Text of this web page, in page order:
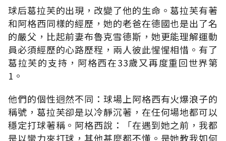
球后葛拉芙的出現，改變了他的生命。葛拉芙有著
和阿格西同樣的經歷，她的老爸在德國也是出了名
的嚴父，比起前妻布魯克雪德斯，她更能理解運動
員必須經歷的心路歷程，兩人彼此惺惺相惜。有了
葛拉芙的支持，阿格西在33歲又再度重回世界第
1。
他們的個性迥然不同：球場上阿格西有火爆浪子的
稱號，葛拉芙卻是以冷靜沉著，在任何場地都可以
穩定打球著稱。阿格西說：「在遇到她之前，我都
是以蠻力來打球，其他甚麼都不懂。是她教我如何